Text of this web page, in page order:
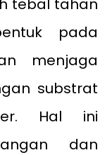
tebal tahan
pada
menjaga
substrat
Hal ini
dan